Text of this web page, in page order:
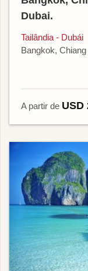
Dubai.
Tailândia - Dubái
Bangkok,
A partir de USD